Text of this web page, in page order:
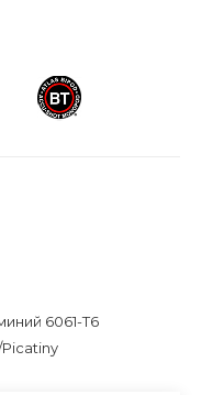
6061-T6